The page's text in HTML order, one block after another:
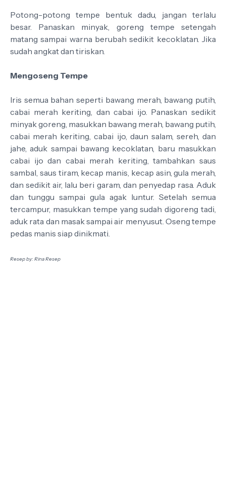
Potong-potong tempe bentuk dadu, jangan terlalu
besar. Panaskan minyak, goreng tempe setengah
matang sampai warna berubah sedikit kecoklatan. Jika
sudah angkat dan tiriskan.
Mengoseng Tempe
Iris semua bahan seperti bawang merah, bawang putih,
cabai merah keriting, dan cabai ijo. Panaskan sedikit
minyak goreng, masukkan bawang merah, bawang putih,
cabai merah keriting, cabai ijo, daun salam, sereh, dan
jahe, aduk sampai bawang kecoklatan, baru masukkan
cabai ijo dan cabai merah keriting, tambahkan saus
sambal, saus tiram, kecap manis, kecap asin, gula merah,
dan sedikit air, lalu beri garam, dan penyedap rasa. Aduk
dan tunggu sampai gula agak luntur. Setelah semua
tercampur, masukkan tempe yang sudah digoreng tadi,
aduk rata dan masak sampai air menyusut. Oseng tempe
pedas manis siap dinikmati.
Resep by: Rina Resep